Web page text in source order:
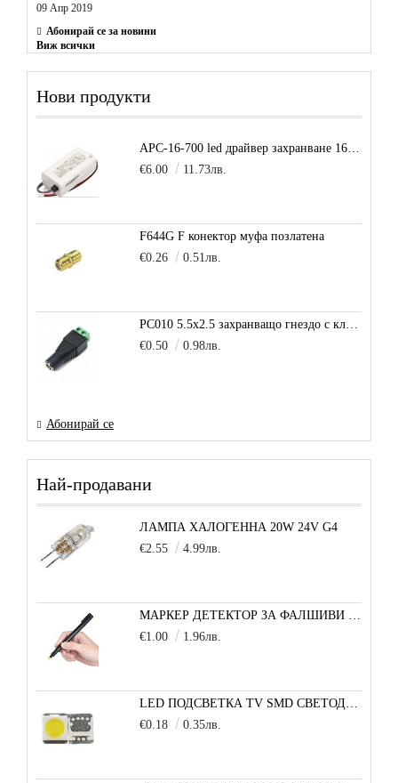
09 Апр 2019
Абонирай се за новини
Виж всички
Нови продукти
APC-16-700 led драйвер захранване 16.8W 700mA
€6.00
11.73лв.
F644G F конектор муфа позлатена
€0.26
0.51лв.
PC010 5.5x2.5 захранващо гнездо с клема за кабел
€0.50
0.98лв.
Абонирай се
Най-продавани
ЛАМПА ХАЛОГЕННА 20W 24V G4
€2.55
4.99лв.
€1.00
1.96лв.
€0.18
0.35лв.